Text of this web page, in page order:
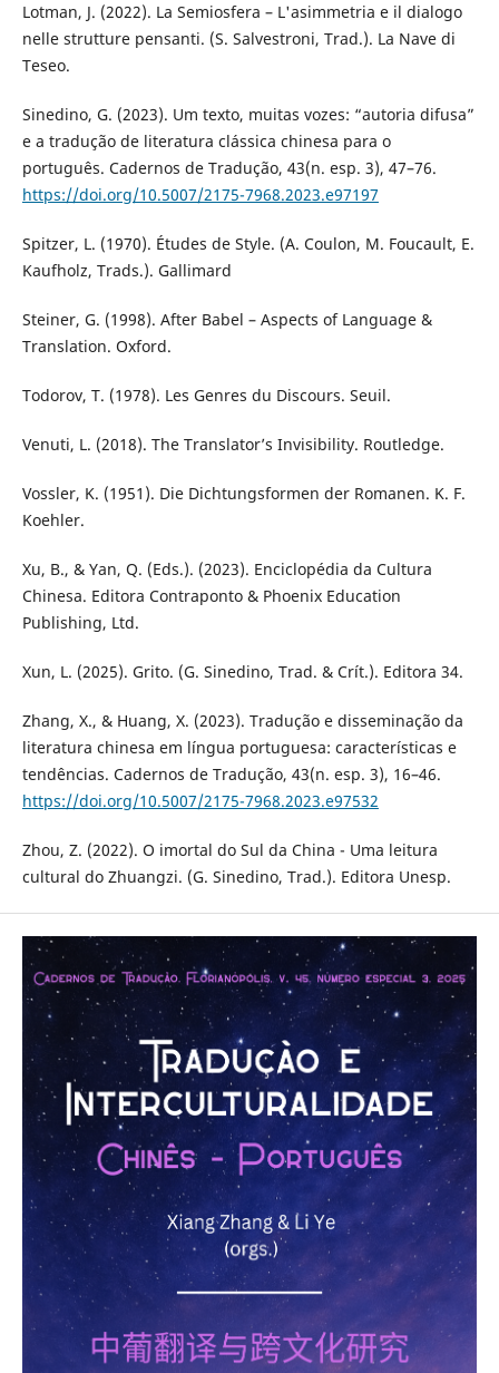
Lotman, J. (2022). La Semiosfera – L'asimmetria e il dialogo
nelle strutture pensanti. (S. Salvestroni, Trad.). La Nave di
Teseo.
Sinedino, G. (2023). Um texto, muitas vozes: “autoria difusa”
e a tradução de literatura clássica chinesa para o
português. Cadernos de Tradução, 43(n. esp. 3), 47–76.
https://doi.org/10.5007/2175-7968.2023.e97197
Spitzer, L. (1970). Études de Style. (A. Coulon, M. Foucault, E.
Kaufholz, Trads.). Gallimard
Steiner, G. (1998). After Babel – Aspects of Language &
Translation. Oxford.
Todorov, T. (1978). Les Genres du Discours. Seuil.
Venuti, L. (2018). The Translator’s Invisibility. Routledge.
Vossler, K. (1951). Die Dichtungsformen der Romanen. K. F.
Koehler.
Xu, B., & Yan, Q. (Eds.). (2023). Enciclopédia da Cultura
Chinesa. Editora Contraponto & Phoenix Education
Publishing, Ltd.
Xun, L. (2025). Grito. (G. Sinedino, Trad. & Crít.). Editora 34.
Zhang, X., & Huang, X. (2023). Tradução e disseminação da
literatura chinesa em língua portuguesa: características e
tendências. Cadernos de Tradução, 43(n. esp. 3), 16–46.
https://doi.org/10.5007/2175-7968.2023.e97532
Zhou, Z. (2022). O imortal do Sul da China - Uma leitura
cultural do Zhuangzi. (G. Sinedino, Trad.). Editora Unesp.